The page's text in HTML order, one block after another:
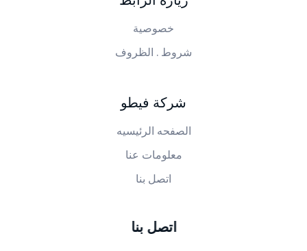
خصوصية
شروط . الظروف
شركة فيطو
الصفحه الرئيسيه
معلومات عنا
اتصل بنا
اتصل بنا